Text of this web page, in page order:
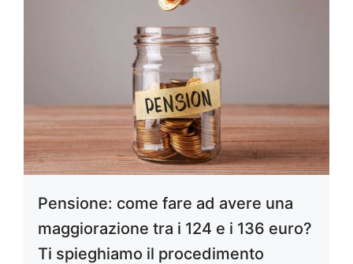
Pensione: come fare ad avere una
maggiorazione tra i 124 e i 136 euro?
Ti spieghiamo il procedimento